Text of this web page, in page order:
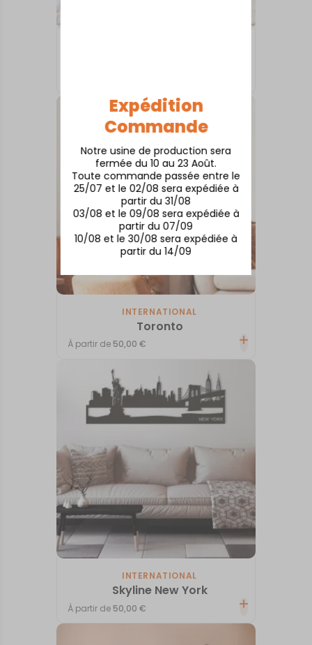
Expédition
Commande
Notre usine de production sera
fermée du 10 au 23 Août.
Toute commande passée entre le
25/07 et le 02/08 sera expédiée à
partir du 31/08
03/08 et le 09/08 sera expédiée à
partir du 07/09
10/08 et le 30/08 sera expédiée à
partir du 14/09
INTERNATIONAL
Toronto
À partir de 50,00€
INTERNATIONAL
Skyline New York
À partir de 50,00€